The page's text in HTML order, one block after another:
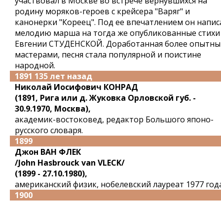
родину моряков-героев с крейсера "Варяг" и
канонерки "Кореец". Под ее впечатлением он
мелодию марша на тогда же опубликованные стихи
Евгении СТУДЕНСКОЙ. Доработанная более
мастерами, песня стала популярной и поистине
народной.
1891 135 лет назад
Николай Иосифович КОНРАД
(1891, Рига или д. Жуковка Орловской губ. -
30.9.1970, Москва),
академик-востоковед, редактор Большого японо-
русского словаря.
1899
Джон ВАН ФЛЕК
/John Hasbrouck van VLECK/
(1899 - 27.10.1980),
американский физик, нобелевский лауреат 1977
1900